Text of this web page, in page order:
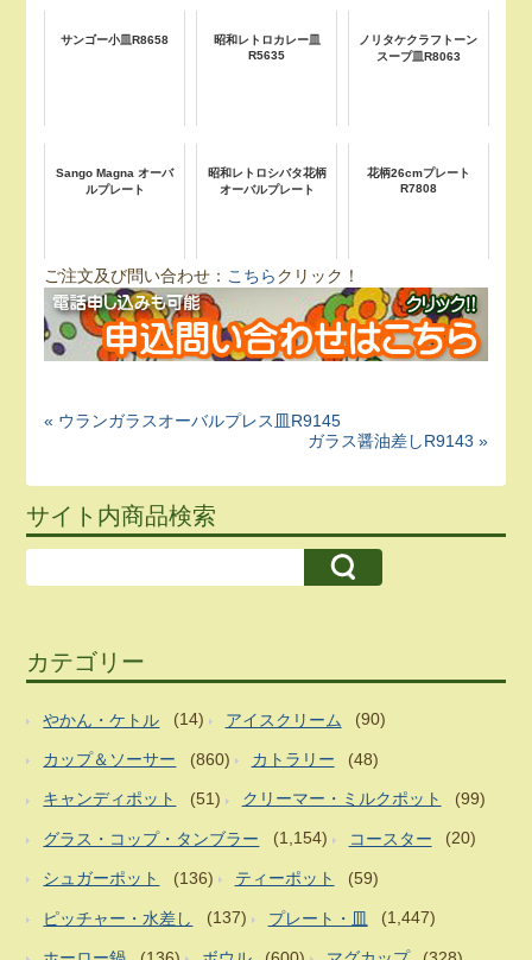
サンゴー小皿R8658
昭和レトロカレー皿
R5635
ノリタケクラフトーン
スープ皿R8063
Sango Magna オーバ
ルプレート
昭和レトロシバタ花柄
オーバルプレート
花柄26cmプレート
R7808
ご注文及び問い合わせ： こちらクリック！
« ウランガラスオーバルプレス皿R9145
ガラス醤油差しR9143 »
サイト内商品検索
カテゴリー
やかん・ケトル (14) アイスクリーム (90)
カップ＆ソーサー (860) カトラリー (48)
キャンディポット (51) クリーマー・ミルクポット (99)
グラス・コップ・タンブラー (1,154) コースター (20)
シュガーポット (136) ティーポット (59)
ピッチャー・水差し (137) プレート・皿 (1,447)